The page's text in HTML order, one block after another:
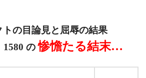
の目論見と屈辱の結果
1580 の惨憺たる結末…